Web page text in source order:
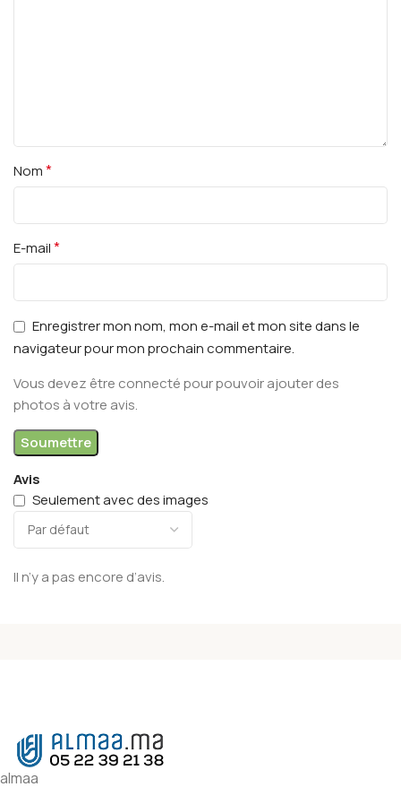
Avis
Seulement avec des images
Il n’y a pas encore d’avis.
Nom*
E-mail*
Enregistrer mon nom, mon e-mail et mon site dans le
navigateur pour mon prochain commentaire.
Vous devez être connecté pour pouvoir ajouter des
photos à votre avis.
almaa